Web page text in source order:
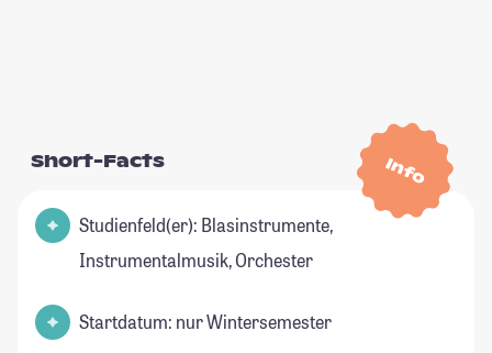
Info
Short-Facts
Studienfeld(er): Blasinstrumente,
Instrumentalmusik, Orchester
Startdatum: nur Wintersemester